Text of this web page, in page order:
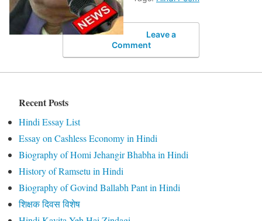
Leave a
Comment
Recent Posts
Hindi Essay List
Essay on Cashless Economy in Hindi
Biography of Homi Jehangir Bhabha in Hindi
History of Ramsetu in Hindi
Biography of Govind Ballabh Pant in Hindi
शिक्षक दिवस विशेष